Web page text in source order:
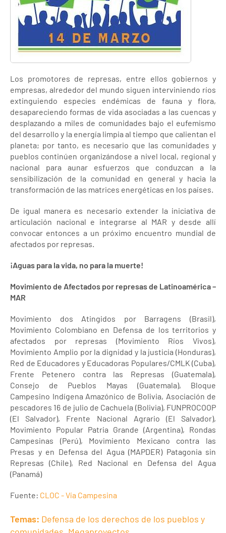
Los promotores de represas, entre ellos gobiernos y
empresas, alrededor del mundo siguen interviniendo ríos
extinguiendo especies endémicas de fauna y flora,
desapareciendo formas de vida asociadas a las cuencas y
desplazando a miles de comunidades bajo el eufemismo
del desarrollo y la energía limpia al tiempo que calientan el
planeta; por tanto, es necesario que las comunidades y
pueblos continúen organizándose a nivel local, regional y
nacional para aunar esfuerzos que conduzcan a la
sensibilización de la comunidad en general y hacia la
transformación de las matrices energéticas en los países.
De igual manera es necesario extender la iniciativa de
articulación nacional e integrarse al MAR y desde allí
convocar entonces a un próximo encuentro mundial de
afectados por represas.
¡Aguas para la vida, no para la muerte!
Movimiento de Afectados por represas de Latinoamérica –
MAR
Movimiento dos Atingidos por Barragens (Brasil),
Movimiento Colombiano en Defensa de los territorios y
afectados por represas (Movimiento Ríos Vivos),
Movimiento Amplio por la dignidad y la justicia (Honduras),
Red de Educadores y Educadoras Populares/CMLK (Cuba),
Frente Petenero contra las Represas (Guatemala),
Consejo de Pueblos Mayas (Guatemala), Bloque
Campesino Indígena Amazónico de Bolivia, Asociación de
pescadores 16 de julio de Cachuela (Bolivia), FUNPROCOOP
(El Salvador), Frente Nacional Agrario (El Salvador),
Movimiento Popular Patria Grande (Argentina), Rondas
Campesinas (Perú), Movimiento Mexicano contra las
Presas y en Defensa del Agua (MAPDER) Patagonia sin
Represas (Chile), Red Nacional en Defensa del Agua
(Panamá)
Fuente: CLOC - Vía Campesina
Temas: Defensa de los derechos de los pueblos y